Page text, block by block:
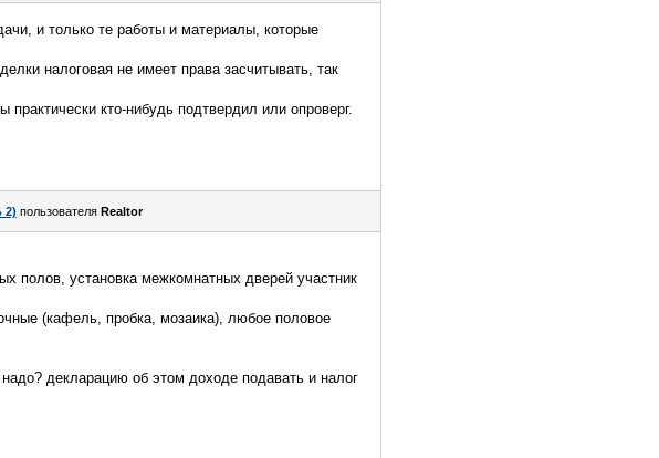
и только те работы и материалы, которые
налоговая не имеет права засчитывать, так
кто-нибудь подтвердил или опроверг.
2) пользователя Realtor
полов, установка межкомнатных дверей участник
(кафель, пробка, мозаика), любое половое
декларацию об этом доходе подавать и налог